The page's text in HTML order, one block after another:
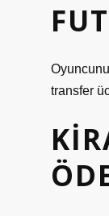
transfer